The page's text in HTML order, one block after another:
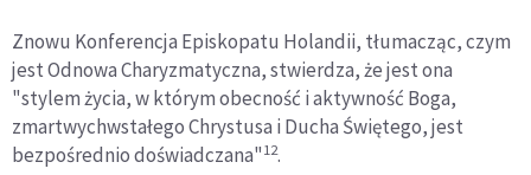
Znowu Konferencja Episkopatu Holandii, tłumacząc, czym
jest Odnowa Charyzmatyczna, stwierdza, że jest ona
"stylem życia, w którym obecność i aktywność Boga,
zmartwychwstałego Chrystusa i Ducha Świętego, jest
bezpośrednio doświadczana"12.